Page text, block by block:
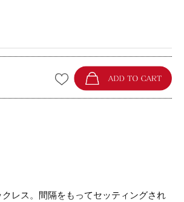
レス。間隔をもってセッティングされ